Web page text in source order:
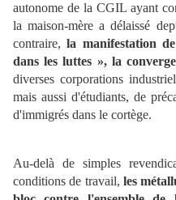
autonome de la CGIL ayant
la maison-mère a délaissé
contraire, la manifestation
dans les luttes », la
diverses corporations
mais aussi d'étudiants, de
d'immigrés dans le cortège.
Au-delà de simples
conditions de travail, les